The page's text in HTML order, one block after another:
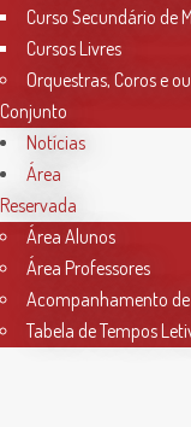
T. (+351) 915 335
Horário
2ª, 3ª, 5ª e 6ª feira
das 9h às 17h30
4ª feira
das 9h às 13h
Curso Secundário de
Cursos Livres
Orquestras, Coros e
Conjunto
Notícias
Área
Reservada
Área Alunos
Área Professores
Acompanhamento
Tabela de Tempos